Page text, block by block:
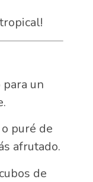
un
puré de
afrutado.
de